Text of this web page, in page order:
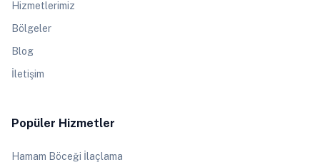
Hizmetlerimiz
Bölgeler
Blog
İletişim
Popüler Hizmetler
Hamam Böceği İlaçlama